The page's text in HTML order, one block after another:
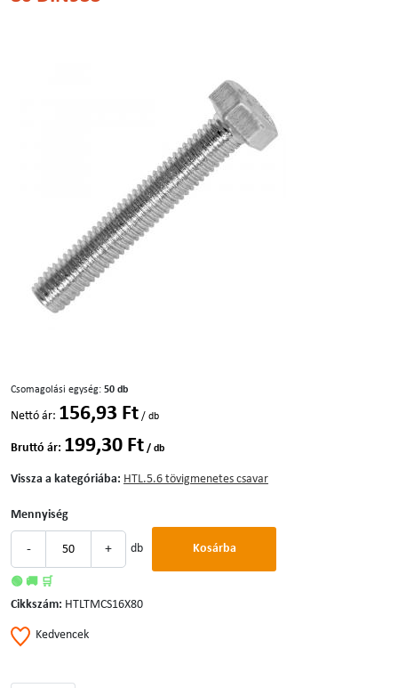
Csomagolási egység: 50 db
Nettó ár: 156,93 Ft / db
Bruttó ár: 199,30 Ft / db
Vissza a kategóriába: HTL.5.6 tövigmenetes csavar
Mennyiség
- + db Kosárba
🟢 🚚 🛒
Cikkszám: HTLTMCS16X80
Kedvencek